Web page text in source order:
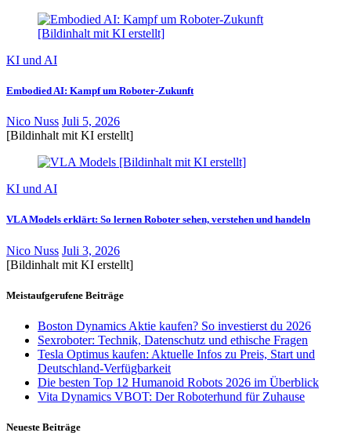
KI und AI
Embodied AI: Kampf um Roboter-Zukunft
Nico Nuss Juli 5, 2026
[Bildinhalt mit KI erstellt]
KI und AI
VLA Models erklärt: So lernen Roboter sehen, verstehen und handeln
Nico Nuss Juli 3, 2026
[Bildinhalt mit KI erstellt]
Meistaufgerufene Beiträge
Boston Dynamics Aktie kaufen? So investierst du 2026
Sexroboter: Technik, Datenschutz und ethische Fragen
Tesla Optimus kaufen: Aktuelle Infos zu Preis, Start und
Deutschland-Verfügbarkeit
Die besten Top 12 Humanoid Robots 2026 im Überblick
Vita Dynamics VBOT: Der Roboterhund für Zuhause
Neueste Beiträge